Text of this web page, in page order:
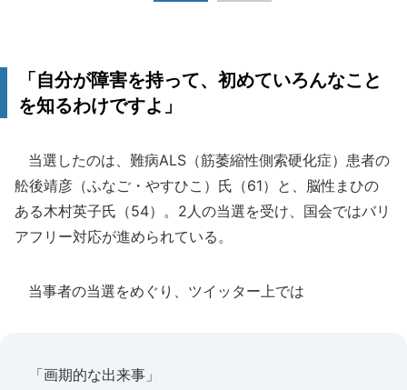
「自分が障害を持って、初めていろんなこと
を知るわけですよ」
当選したのは、難病ALS（筋萎縮性側索硬化症）患者の
舩後靖彦（ふなご・やすひこ）氏（61）と、脳性まひの
ある木村英子氏（54）。2人の当選を受け、国会ではバリ
アフリー対応が進められている。
当事者の当選をめぐり、ツイッター上では
「画期的な出来事」